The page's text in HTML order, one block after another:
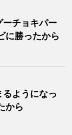
ーチョキパー
に勝ったから
ようになっ
から